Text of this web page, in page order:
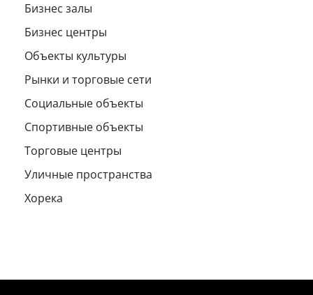
Бизнес залы
Бизнес центры
Объекты культуры
Рынки и торговые сети
Социальные объекты
Спортивные объекты
Торговые центры
Уличные пространства
Хорека